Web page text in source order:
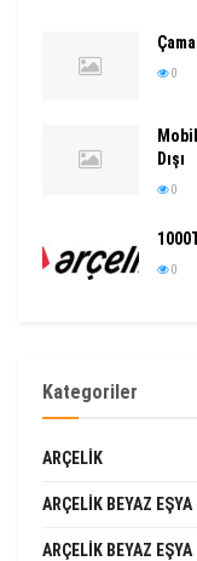
0
Dışı
0
0
Kategoriler
ARÇELIK
ARÇELIK BEYAZ
ARÇELIK BEYAZ